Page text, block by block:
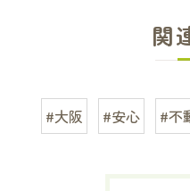
関
#大阪 #安心 #不